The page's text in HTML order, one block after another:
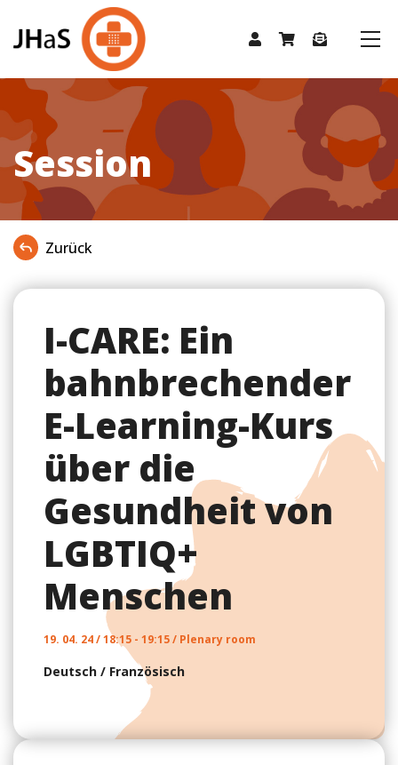
Session
Zurück
I-CARE: Ein
bahnbrechender
E-Learning-Kurs
über die
Gesundheit von
LGBTIQ+
Menschen
19. 04. 24 / 18:15 - 19:15 / Plenary room
Deutsch / Französisch